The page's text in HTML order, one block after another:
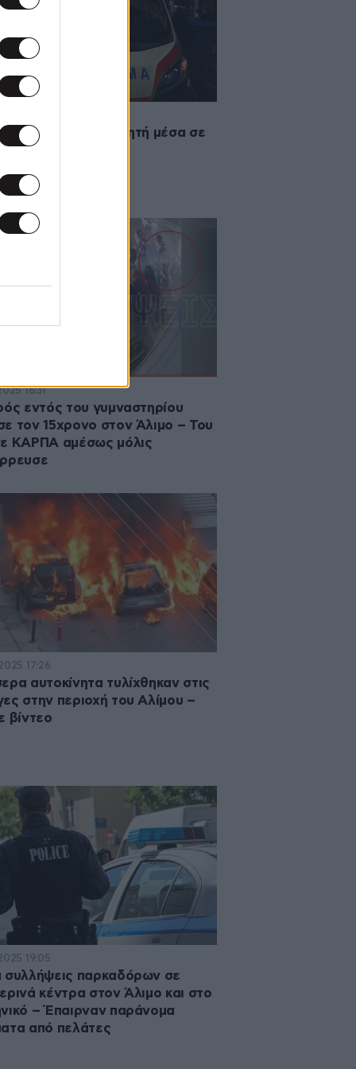
σε 15χρονο μαθητή μέσα σε
στον Άλιμο
16:31
εντός του γυμναστηρίου
τον 15χρονο στον Άλιμο – Του
ΚΑΡΠΑ αμέσως μόλις
17:26
αυτοκίνητα τυλίχθηκαν στις
στην περιοχή του Αλίμου –
βίντεο
19:05
συλλήψεις παρκαδόρων σε
κέντρα στον Άλιμο και στο
– Έπαιρναν παράνομα
από πελάτες